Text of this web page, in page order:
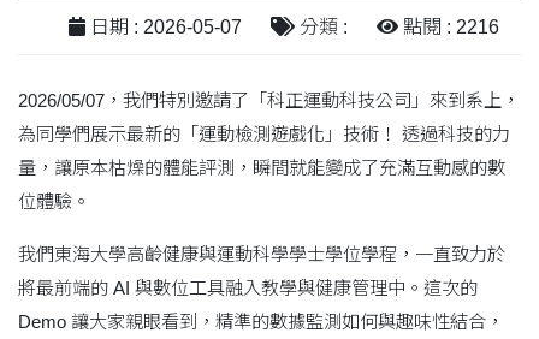
日期 : 2026-05-07 分類 : 點閱 : 2216
2026/05/07，我們特別邀請了「科正運動科技公司」來到系上，
為同學們展示最新的「運動檢測遊戲化」技術！ 透過科技的力
量，讓原本枯燥的體能評測，瞬間就能變成了充滿互動感的數
位體驗。
我們東海大學高齡健康與運動科學學士學位學程，一直致力於
將最前端的 AI 與數位工具融入教學與健康管理中。這次的
Demo 讓大家親眼看到，精準的數據監測如何與趣味性結合，